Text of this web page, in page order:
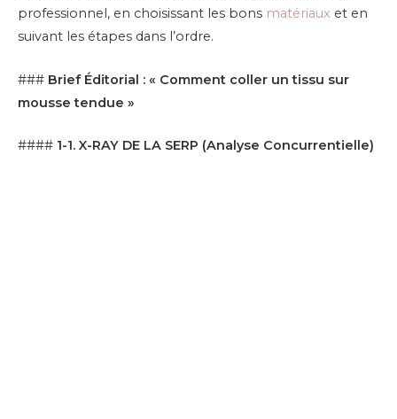
professionnel, en choisissant les bons matériaux et en
suivant les étapes dans l’ordre.
### Brief Éditorial : « Comment coller un tissu sur
mousse tendue »
#### 1-1. X-RAY DE LA SERP (Analyse Concurrentielle)